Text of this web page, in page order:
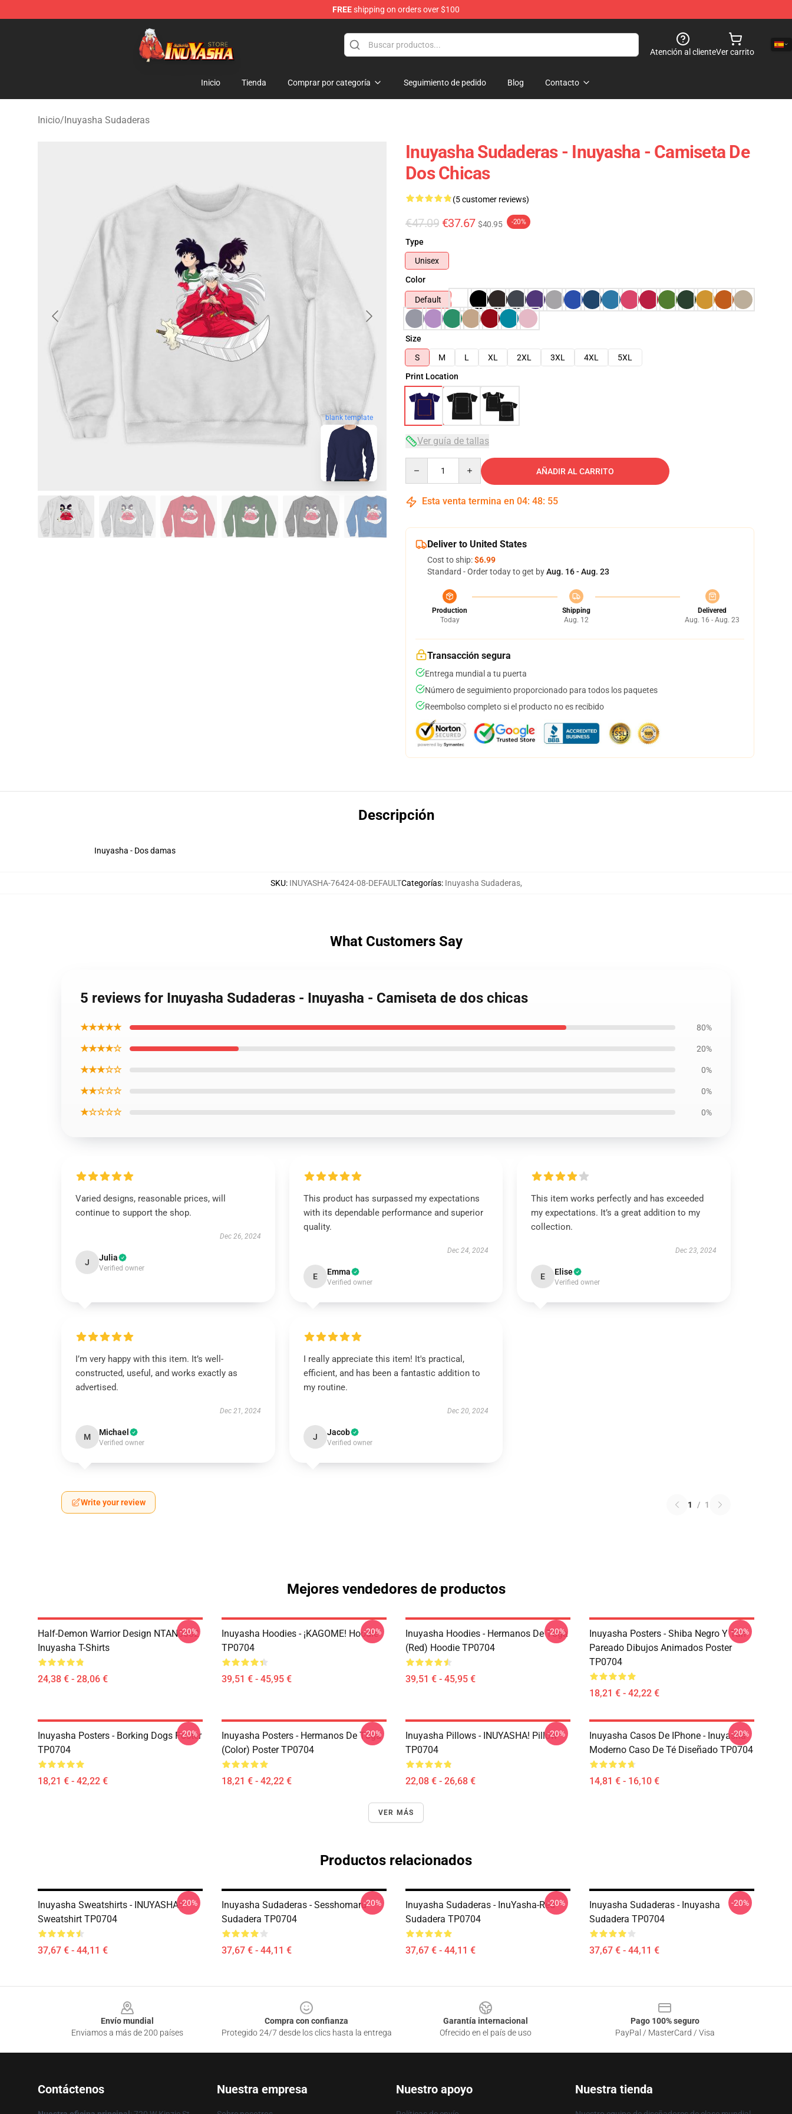
FREEshipping on orders over $100
Inuyasha Store - Official Inuyasha Merchandise Shop
Atención al clienteVer carrito
Inicio Tienda Comprar por categoría Seguimiento de pedido Blog Contacto
Inicio/Inuyasha Sudaderas
blank template
Inuyasha Sudaderas - Inuyasha - Camiseta De
Dos Chicas
(5 customer reviews)
€47.09 €37.67 $40.95 -20%
Type
Unisex
Color
Default
Size
S
M L XL 2XL 3XL 4XL
5XL
Print Location
Ver guía de tallas
AÑADIR AL CARRITO
Esta venta termina en 04: 48: 54
Deliver to United States
Cost to ship:$6.99
Standard - Order today to get byAug. 16 - Aug. 23
Production
Today
Shipping
Aug. 12
Delivered
Aug. 16 - Aug. 23
Transacción segura
Entrega mundial a tu puerta
Número de seguimiento proporcionado para todos los paquetes
Reembolso completo si el producto no es recibido
Descripción
Inuyasha - Dos damas
SKU: INUYASHA-76424-08-DEFAULTCategorías: Inuyasha Sudaderas,
What Customers Say
5 reviews for Inuyasha Sudaderas - Inuyasha - Camiseta de dos chicas
★★★★★ 80%
★★★★☆ 20%
★★★☆☆ 0%
★★☆☆☆ 0%
★☆☆☆☆ 0%
Varied designs, reasonable prices, will
continue to support the shop.
Dec 26, 2024
J Julia
Verified owner
This product has surpassed my expectations
with its dependable performance and superior
quality.
Dec 24, 2024
E Emma
Verified owner
This item works perfectly and has exceeded
my expectations. It’s a great addition to my
collection.
Dec 23, 2024
E Elise
Verified owner
I’m very happy with this item. It’s well-
constructed, useful, and works exactly as
advertised.
Dec 21, 2024
M Michael
Verified owner
I really appreciate this item! It's practical,
efficient, and has been a fantastic addition to
my routine.
Dec 20, 2024
J Jacob
Verified owner
Write your review 1 / 1
Mejores vendedores de productos
Half-Demon Warrior Design NTAN0602
Inuyasha T-Shirts
24,38 € - 28,06 €
-20%
Inuyasha Hoodies - ¡KAGOME! Hoodie
TP0704
39,51 € - 45,95 €
-20%
Inuyasha Hoodies - Hermanos De Tōga
(red) Hoodie TP0704
39,51 € - 45,95 €
-20%
Inuyasha Posters - Shiba Negro Y Tan
Pareado Dibujos Animados Poster
TP0704
18,21 € - 42,22 €
-20%
Inuyasha Posters - Borking Dogs Poster
TP0704
18,21 € - 42,22 €
-20%
Inuyasha Posters - Hermanos De Tōga
(color) Poster TP0704
18,21 € - 42,22 €
-20%
Inuyasha Pillows - INUYASHA! Pillow
TP0704
22,08 € - 26,68 €
-20%
Inuyasha Casos De IPhone - Inuyasha
Moderno Caso De Té Diseñado TP0704
14,81 € - 16,10 €
-20%
VER MÁS
Productos relacionados
Inuyasha Sweatshirts - INUYASHA!!
Sweatshirt TP0704
37,67 € - 44,11 €
-20%
Inuyasha Sudaderas - Sesshomaru
Sudadera TP0704
37,67 € - 44,11 €
-20%
Inuyasha Sudaderas - InuYasha-Red
Sudadera TP0704
37,67 € - 44,11 €
-20%
Inuyasha Sudaderas - Inuyasha
Sudadera TP0704
37,67 € - 44,11 €
-20%
Envío mundial
Enviamos a más de 200 países
Compra con confianza
Protegido 24/7 desde los clics hasta la entrega
Garantía internacional
Ofrecido en el país de uso
Pago 100% seguro
PayPal / MasterCard / Visa
Contáctenos Nuestra empresa Nuestro apoyo Nuestra tienda